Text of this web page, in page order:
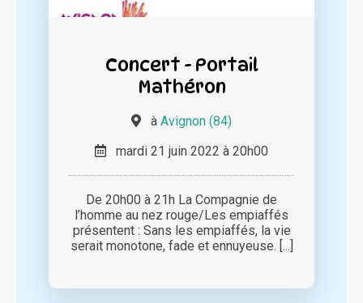
Concert - Portail
Mathéron
à Avignon (84)
mardi 21 juin 2022 à 20h00
De 20h00 à 21h La Compagnie de
l’homme au nez rouge/Les empiaffés
présentent : Sans les empiaffés, la vie
serait monotone, fade et ennuyeuse. [...]